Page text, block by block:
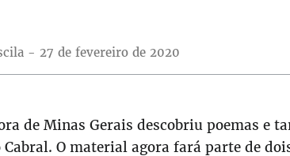
- 27 de fevereiro de 2020
de Minas Gerais descobriu poemas e
Cabral. O material agora fará parte de